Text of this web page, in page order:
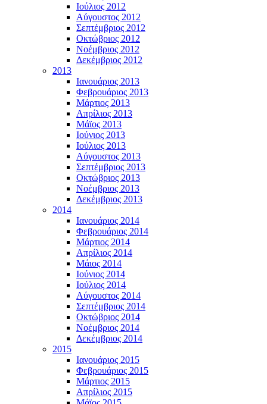
Ιούλιος 2012
Αύγουστος 2012
Σεπτέμβριος 2012
Οκτώβριος 2012
Νοέμβριος 2012
Δεκέμβριος 2012
2013
Ιανουάριος 2013
Φεβρουάριος 2013
Μάρτιος 2013
Απρίλιος 2013
Μάϊος 2013
Ιούνιος 2013
Ιούλιος 2013
Αύγουστος 2013
Σεπτέμβριος 2013
Οκτώβριος 2013
Νοέμβριος 2013
Δεκέμβριος 2013
2014
Ιανουάριος 2014
Φεβρουάριος 2014
Μάρτιος 2014
Απρίλιος 2014
Μάιος 2014
Ιούνιος 2014
Ιούλιος 2014
Αύγουστος 2014
Σεπτέμβριος 2014
Οκτώβριος 2014
Νοέμβριος 2014
Δεκέμβριος 2014
2015
Ιανουάριος 2015
Φεβρουάριος 2015
Μάρτιος 2015
Απρίλιος 2015